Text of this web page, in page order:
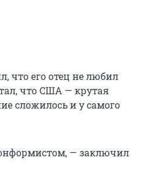
что его отец не любил
что США — крутая
сложилось и у самого
— заключил